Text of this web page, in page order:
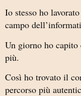
Io stesso ho
campo
Un giorno ho capito
più.
Così ho trovato il
percorso più